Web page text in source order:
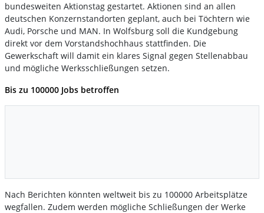
bundesweiten Aktionstag gestartet. Aktionen sind an allen
deutschen Konzernstandorten geplant, auch bei Töchtern wie
Audi, Porsche und MAN. In Wolfsburg soll die Kundgebung
direkt vor dem Vorstandshochhaus stattfinden. Die
Gewerkschaft will damit ein klares Signal gegen Stellenabbau
und mögliche Werksschließungen setzen.
Bis zu 100000 Jobs betroffen
Nach Berichten könnten weltweit bis zu 100000 Arbeitsplätze
wegfallen. Zudem werden mögliche Schließungen der Werke